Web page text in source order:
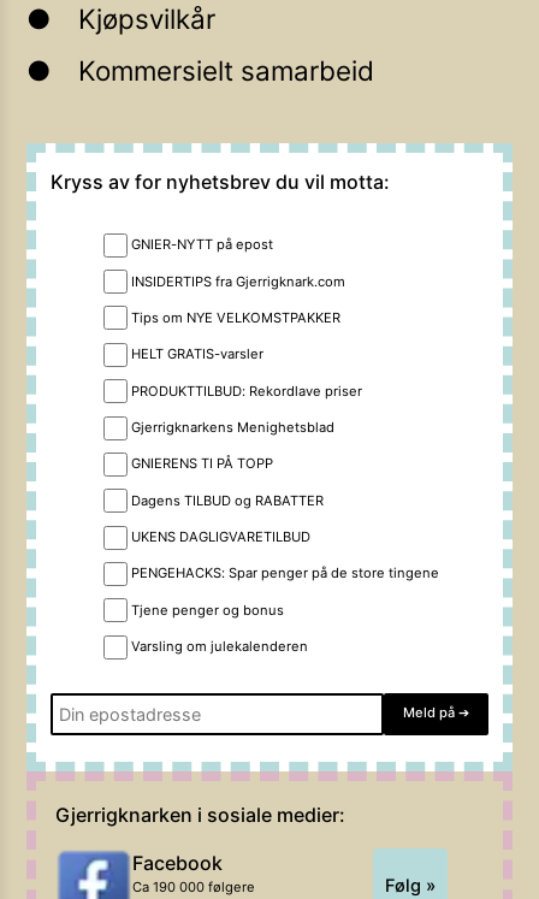
Kjøpsvilkår
Kommersielt samarbeid
Kryss av for nyhetsbrev du vil motta:
GNIER-NYTT på epost
INSIDERTIPS fra Gjerrigknark.com
Tips om NYE VELKOMSTPAKKER
HELT GRATIS-varsler
PRODUKTTILBUD: Rekordlave priser
Gjerrigknarkens Menighetsblad
GNIERENS TI PÅ TOPP
Dagens TILBUD og RABATTER
UKENS DAGLIGVARETILBUD
PENGEHACKS: Spar penger på de store tingene
Tjene penger og bonus
Varsling om julekalenderen
Meld på ➔
Gjerrigknarken i sosiale medier:
Facebook
Ca 190 000 følgere Følg »